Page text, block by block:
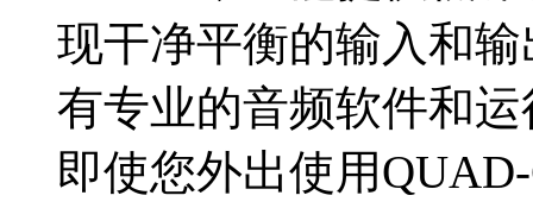
现干净平衡的输入和
有专业的音频软件和
即使您外出使用